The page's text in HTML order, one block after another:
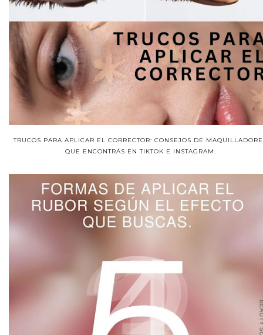
TRUCOS PARA APLICAR EL CORRECTOR: CONSEJOS DE
QUE ENCONTRÁS EN TIKTOK E INSTAGRAM.